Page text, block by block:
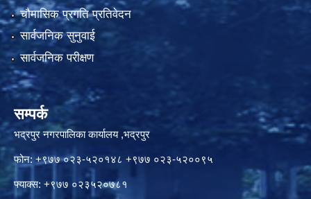
चौमासिक प्रगति प्रतिवेदन
सार्वजनिक सुनुवाई
सार्वजनिक परीक्षण
सम्पर्क
भद्रपुर नगरपालिका कार्यालय ,भद्रपुर
फोन: +९७७ ०२३-५२०१४८ +९७७ ०२३-५२००९५
फ्याक्स: +९७७ ०२३५२०७८१